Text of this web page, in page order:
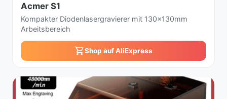
Acmer S1
Kompakter Diodenlasergravierer mit 130x130mm
Arbeitsbereich
Shop auf AliExpress